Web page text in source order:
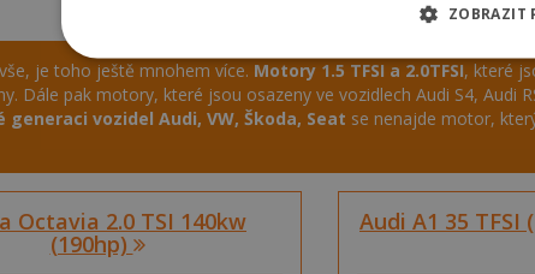
je toho ještě mnohem více. Motory 1.5 TFSI a 2.0TFSI, které
Dále pak motory, které jsou osazeny ve vozidlech Audi S4, Audi
generaci vozidel Audi, VW, Škoda, Seat se nenajde motor,
Octavia 2.0 TSI 140kw
(190hp)
Audi A1 35 TFSI
ZOBRAZIT